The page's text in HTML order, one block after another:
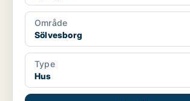
Område
Sölvesborg
Type
Hus